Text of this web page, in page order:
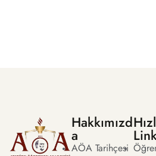
Hakkımızd
a
AÖA Tarihçesi